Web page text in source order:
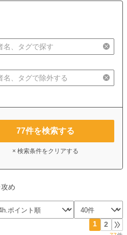
77件を検索する
× 検索条件をクリアする
め
1 2